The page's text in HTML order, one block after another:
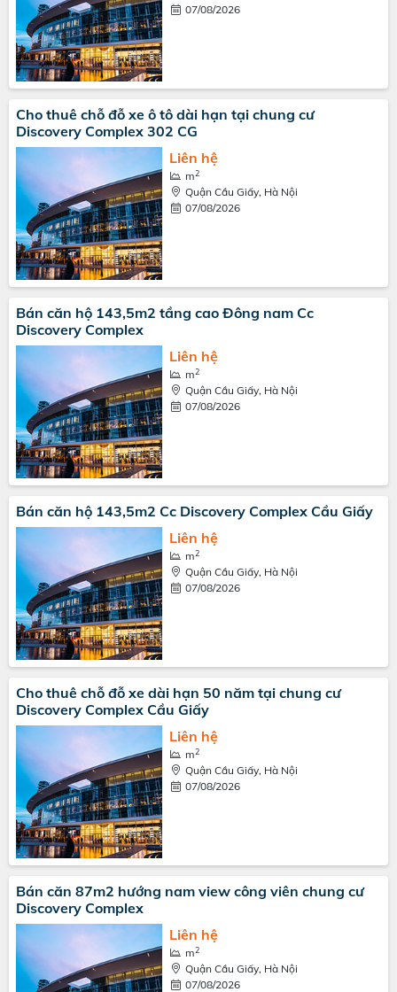
07/08/2026
Cho thuê chỗ đỗ xe ô tô dài hạn tại chung cư
Discovery Complex 302 CG
Liên hệ
m2
Quận Cầu Giấy, Hà Nội
07/08/2026
Bán căn hộ 143,5m2 tầng cao Đông nam Cc
Discovery Complex
Liên hệ
m2
Quận Cầu Giấy, Hà Nội
07/08/2026
Bán căn hộ 143,5m2 Cc Discovery Complex Cầu Giấy
Liên hệ
m2
Quận Cầu Giấy, Hà Nội
07/08/2026
Cho thuê chỗ đỗ xe dài hạn 50 năm tại chung cư
Discovery Complex Cầu Giấy
Liên hệ
m2
Quận Cầu Giấy, Hà Nội
07/08/2026
Bán căn 87m2 hướng nam view công viên chung cư
Discovery Complex
Liên hệ
m2
Quận Cầu Giấy, Hà Nội
07/08/2026